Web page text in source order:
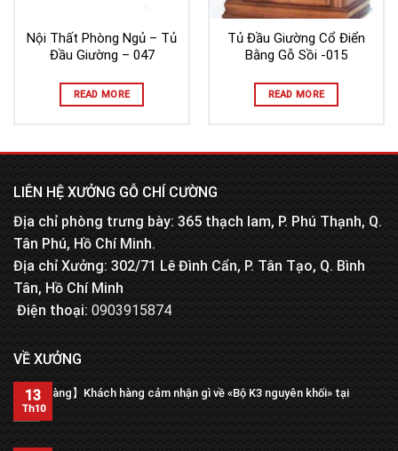
Nội Thất Phòng Ngủ – Tủ
Đầu Giường – 047
READ MORE
Tủ Đầu Giường Cổ Điển
Bằng Gỗ Sồi -015
READ MORE
LIÊN HỆ XƯỞNG GỖ CHÍ CƯỜNG
Địa chỉ phòng trưng bày: 365 thạch lam, P. Phú Thạnh, Q.
Tân Phú, Hồ Chí Minh.
Địa chỉ Xưởng: 302/71 Lê Đình Cẩn, P. Tân Tạo, Q. Bình
Tân, Hồ Chí Minh
Điện thoại:0903915874
VỀ XƯỞNG
【Trả hàng】Khách hàng cảm nhận gì về «Bộ K3 nguyên khối» tại
xưởng?
13
Th10